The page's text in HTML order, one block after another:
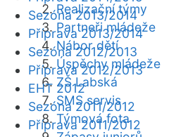
Realizační týmy
Partneři mládeže
Nábor dětí
Úspěchy mládeže
ZŠ Labská
SMS servis
Týmová fota
Sezóna 2013/2014
Příprava 2013/2014
Sezóna 2012/2013
Příprava 2012/2013
EHT 2012
Sezóna 2011/2012
Příprava 2011/2012